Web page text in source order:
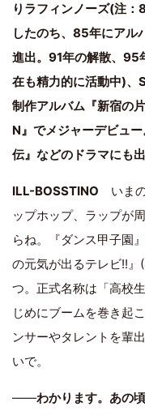
りラフィンノーズ(注
したのち、85年にアル
進出。91年の解散、95
在も精力的に活動中)
制作アルバム『新宿の
N』でメジャーデビュ
伝』などのドラマにも
ILL-BOSSTINO いま
ップホップ、ラップが
らね。『ダンス甲子園
の元気が出るテレビ!!
つ。正式名称は「高校
じめにブームを巻き起
ンサーやタレントを輩
いで。
――わかります。あの